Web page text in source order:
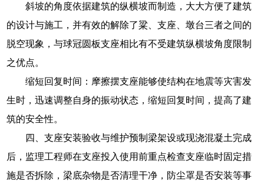
斜坡的角度依据建筑的纵横坡而制造，大大方便了建筑
的设计与施工，并有效的解除了粱、支座、墩台三者之间的
脱空现象，与球冠圆板支座相比有不受建筑纵横坡角度限制
之优点。
缩短回复时间：摩擦摆支座能够使结构在地震等灾害发
生时，迅速调整自身的振动状态，缩短回复时间，提高了建
筑的安全性。
四、支座安装验收与维护预制梁架设或现浇混凝土完成
后，监理工程师在支座投入使用前重点检查支座临时固定措
施是否拆除，梁底杂物是否清理干净，防尘罩是否安装等事